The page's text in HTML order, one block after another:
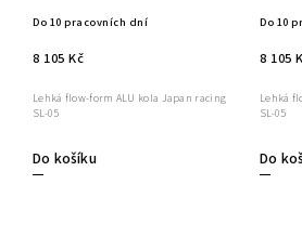
Do 10 pracovních dní
8 105 Kč
Do košíku
Lehká flow-form ALU kola Japan racing
SL-05
Do 10
8 105
Do
Lehká
SL-05